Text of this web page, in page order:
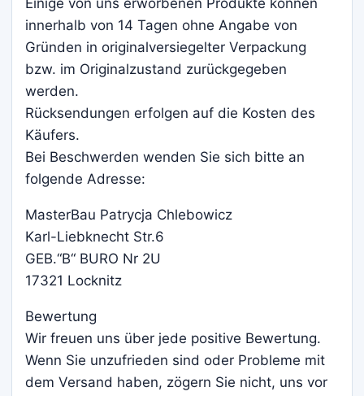
Einige von uns erworbenen Produkte können
innerhalb von 14 Tagen ohne Angabe von
Gründen in originalversiegelter Verpackung
bzw. im Originalzustand zurückgegeben
werden.
Rücksendungen erfolgen auf die Kosten des
Käufers.
Bei Beschwerden wenden Sie sich bitte an
folgende Adresse:
MasterBau Patrycja Chlebowicz
Karl-Liebknecht Str.6
GEB.“B“ BURO Nr 2U
17321 Locknitz
Bewertung
Wir freuen uns über jede positive Bewertung.
Wenn Sie unzufrieden sind oder Probleme mit
dem Versand haben, zögern Sie nicht, uns vor